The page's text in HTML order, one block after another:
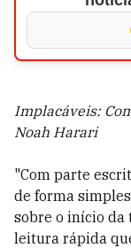
Implacáveis:
Noah Harari
"Com parte
de forma
sobre o início da
leitura rápida